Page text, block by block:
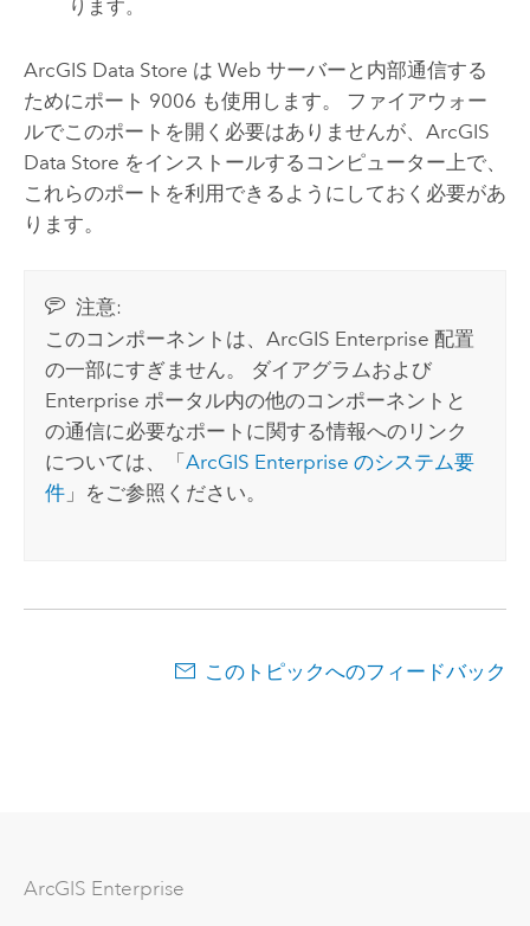
ります。
ArcGIS Data Store は Web サーバーと内部通信する
ためにポート 9006 も使用します。 ファイアウォー
ルでこのポートを開く必要はありませんが、 ArcGIS
Data Store をインストールするコンピューター上で、
これらのポートを利用できるようにしておく必要があ
ります。
注意:
このコンポーネントは、ArcGIS Enterprise 配置
の一部にすぎません。 ダイアグラムおよび
Enterprise ポータル内の他のコンポーネントと
の通信に必要なポートに関する情報へのリンク
については、「ArcGIS Enterprise のシステム要
件 」をご参照ください。
このトピックへのフィードバック
ArcGIS Enterprise